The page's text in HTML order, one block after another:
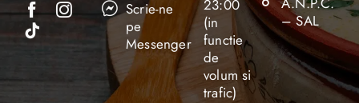
Scrie-ne
pe
Messenger
23:00
(in
functie
de
volum si
trafic)
– SAL